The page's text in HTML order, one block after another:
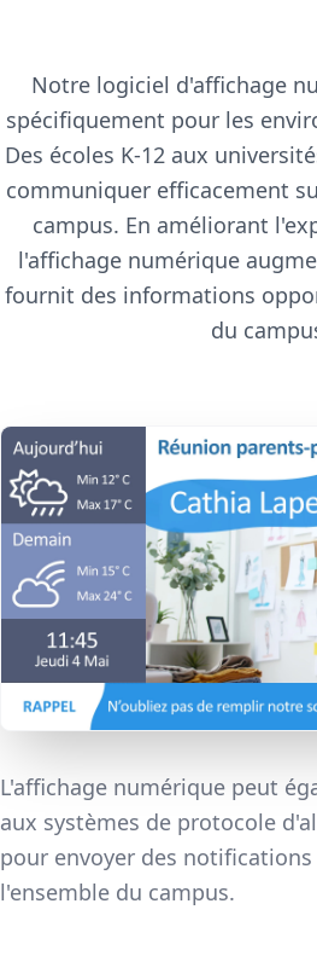
Notre logiciel d'affichage
spécifiquement pour les
Des écoles K-12 aux
communiquer efficacement
campus. En améliorant
l'affichage numérique
fournit des informations
du
L'affichage numérique peut
aux systèmes de protocole
pour envoyer des
l'ensemble du campus.